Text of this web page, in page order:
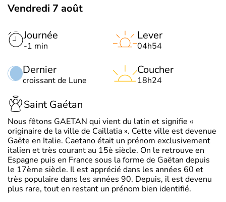
Vendredi 7 août
Journée
-1 min
Dernier
croissant de Lune
Lever
04h54
Coucher
18h24
Saint Gaétan
Nous fêtons GAETAN qui vient du latin et signifie «
originaire de la ville de Caillatia ». Cette ville est devenue
Gaëte en Italie. Caetano était un prénom exclusivement
italien et très courant au 15è siècle. On le retrouve en
Espagne puis en France sous la forme de Gaëtan depuis
le 17ème siècle. Il est apprécié dans les années 60 et
très populaire dans les années 90. Depuis, il est devenu
plus rare, tout en restant un prénom bien identifié.